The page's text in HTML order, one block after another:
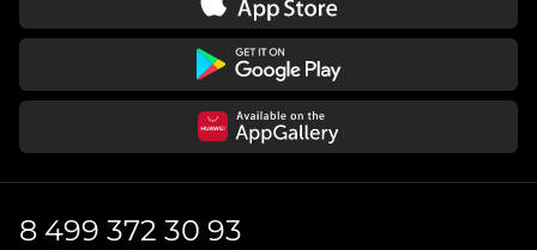
8 499 372 30 93